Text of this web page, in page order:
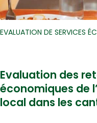
EVALUATION DE SERVICES
Evaluation des
économiques de
local dans les